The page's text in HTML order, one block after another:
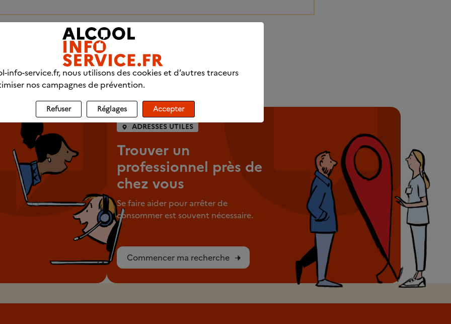
discussions
ADRESSES UTILES
Trouver un
professionnel près de
chez vous
Se faire aider pour arrêter de
consommer est souvent nécessaire.
Commencer ma recherche
info-service.fr, nous utilisons des cookies et d’autres traceurs
nos campagnes de prévention.
Refuser Réglages Accepter